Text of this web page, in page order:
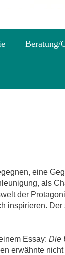
Beratung/
eine
als
der
inspirieren.
Essay: Die
erwähnte